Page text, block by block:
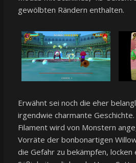
gewölbten Rändern enthalten.
Erwähnt sei noch die eher
irgendwie charmante
Filament wird von Monstern
Vorräte der bonbonartigen
die Gefahr zu bekämpfen, locken